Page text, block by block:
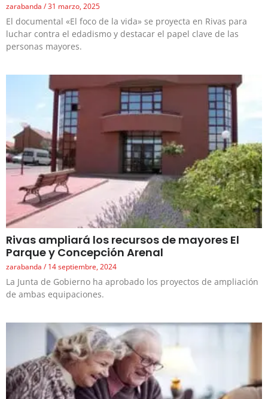
zarabanda 31 marzo, 2025
El documental «El foco de la vida» se proyecta en Rivas para
luchar contra el edadismo y destacar el papel clave de las
personas mayores.
Rivas ampliará los recursos de mayores El
Parque y Concepción Arenal
zarabanda 14 septiembre, 2024
La Junta de Gobierno ha aprobado los proyectos de ampliación
de ambas equipaciones.